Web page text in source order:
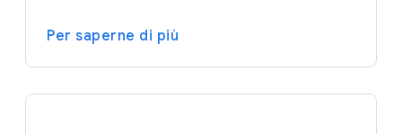
Per saperne di più